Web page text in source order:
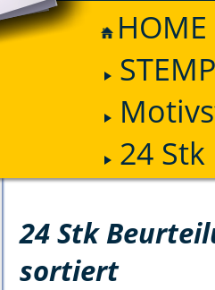
HOME
24
24 Stk
sortiert